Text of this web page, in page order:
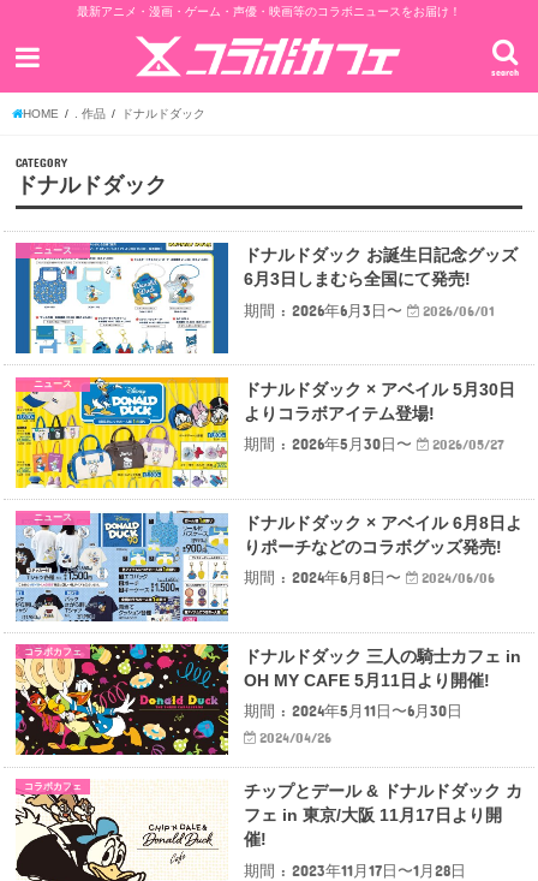
最新アニメ・漫画・ゲーム・声優・映画等のコラボニュースをお届け！
search
HOME . 作品 ドナルドダック
CATEGORY
ドナルドダック
ニュース
ドナルドダック お誕生日記念グッズ
6月3日しまむら全国にて発売!
期間 : 2026年6月3日〜
2026/06/01
ニュース
ドナルドダック × アベイル 5月30日
よりコラボアイテム登場!
期間 : 2026年5月30日〜
2026/05/27
ニュース
ドナルドダック × アベイル 6月8日よ
りポーチなどのコラボグッズ発売!
期間 : 2024年6月8日〜
2024/06/06
コラボカフェ
ドナルドダック 三人の騎士カフェ in
OH MY CAFE 5月11日より開催!
期間 : 2024年5月11日〜6月30日
2024/04/26
コラボカフェ
チップとデール & ドナルドダック カ
フェ in 東京/大阪 11月17日より開
催!
期間 : 2023年11月17日〜1月28日